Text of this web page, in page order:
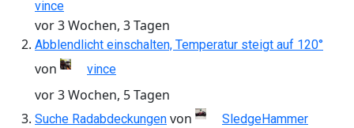
vince
vor 3 Wochen, 3 Tagen
Abblendlicht einschalten, Temperatur steigt auf 120°
von vince
vor 3 Wochen, 5 Tagen
Suche Radabdeckungen von SledgeHammer